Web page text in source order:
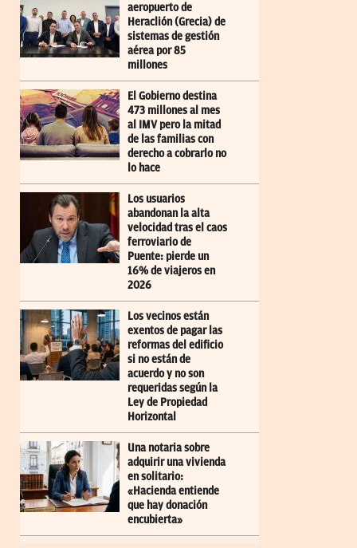
aeropuerto de
Heraclión (Grecia) de
sistemas de gestión
aérea por 85
millones
El Gobierno destina
473 millones al mes
al IMV pero la mitad
de las familias con
derecho a cobrarlo no
lo hace
Los usuarios
abandonan la alta
velocidad tras el caos
ferroviario de
Puente: pierde un
16% de viajeros en
2026
Los vecinos están
exentos de pagar las
reformas del edificio
si no están de
acuerdo y no son
requeridas según la
Ley de Propiedad
Horizontal
Una notaria sobre
adquirir una vivienda
en solitario:
«Hacienda entiende
que hay donación
encubierta»